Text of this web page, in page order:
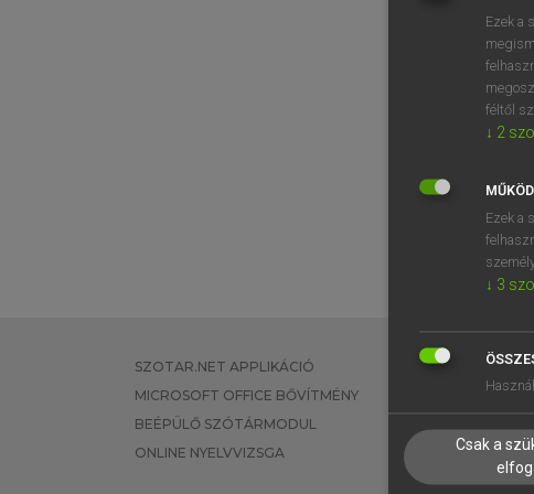
SZOTAR.NET APPLIKÁCIÓ
MICROSOFT OFFICE BŐVÍTMÉNY
BEÉPÜLŐ SZÓTÁRMODUL
ONLINE NYELVVIZSGA
EGYÉNI
TANULÓKNAK
VÁLLALATI
Ezek a
féltől
↓ 2
Ezek a
↓ 3
Csak a